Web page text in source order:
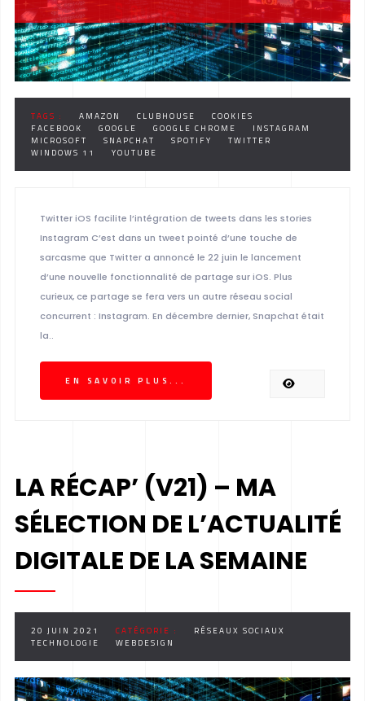
TAGS : AMAZON CLUBHOUSE
COOKIES
FACEBOOK
GOOGLE GOOGLE CHROME
INSTAGRAM
MICROSOFT
SNAPCHAT SPOTIFY
TWITTER
WINDOWS 11
YOUTUBE
Twitter iOS facilite l’intégration de tweets dans les stories
Instagram C’est dans un tweet pointé d’une touche de
sarcasme que Twitter a annoncé le 22 juin le lancement
d’une nouvelle fonctionnalité de partage sur iOS. Plus
curieux, ce partage se fera vers un autre réseau social
concurrent : Instagram. En décembre dernier, Snapchat était
la..
EN SAVOIR PLUS...
LA RÉCAP’ (V21) – MA
SÉLECTION DE L’ACTUALITÉ
DIGITALE DE LA SEMAINE
20 JUIN 2021 CATÉGORIE :
RÉSEAUX SOCIAUX
TECHNOLOGIE
WEBDESIGN